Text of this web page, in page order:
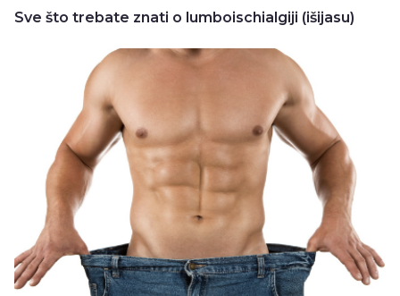
Sve što trebate znati o lumboischialgiji (išijasu)